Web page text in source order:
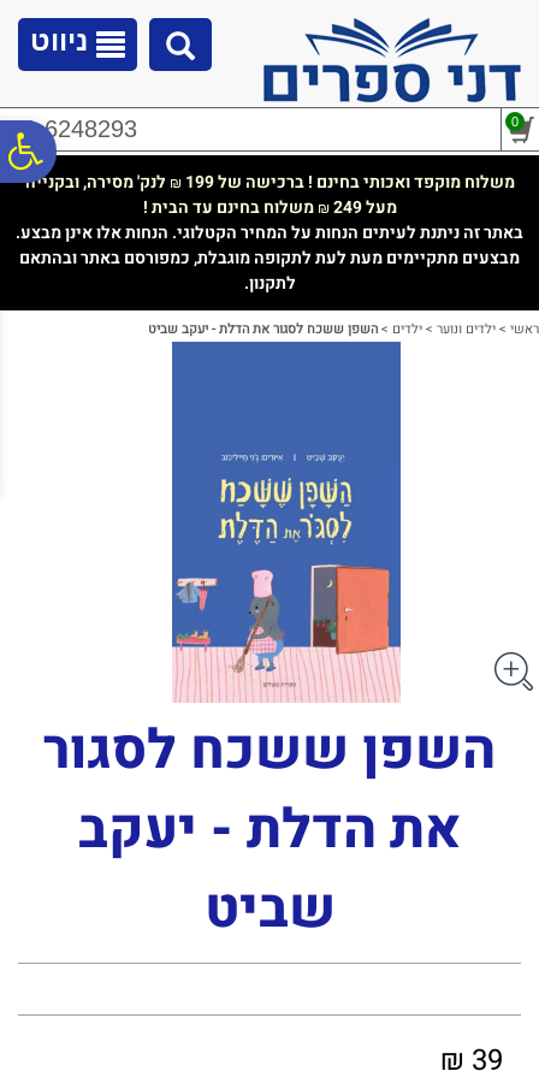
נגישות
ניווט
02-6248293 0
משלוח מוקפד ואכותי בחינם ! ברכישה של 199 ₪ לנק' מסירה, ובקנייה
מעל 249
₪משלוח בחינם עד הבית !
באתר זה ניתנת לעיתים הנחות על המחיר הקטלוגי. הנחות אלו אינן מבצע.
מבצעים מתקיימים מעת לעת לתקופה מוגבלת, כמפורסם באתר ובהתאם
לתקנון.
ראשי >ילדים ונוער >ילדים >השפן ששכח לסגור את הדלת - יעקב שביט
השפן ששכח לסגור
את הדלת - יעקב
שביט
39 ₪